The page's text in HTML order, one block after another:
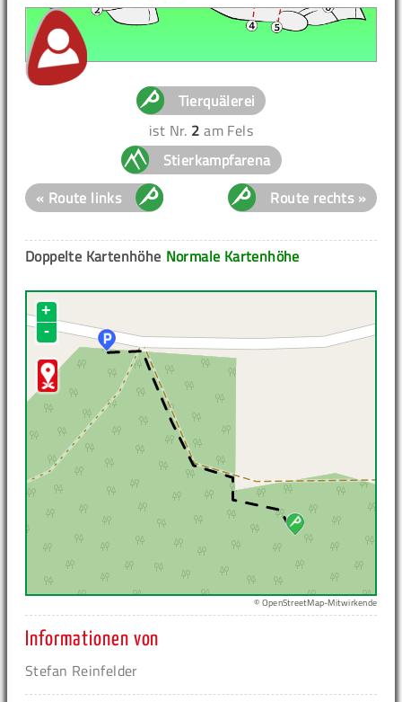
Tierquälerei
ist Nr. 2 am Fels
Stierkampfarena
« Route links
Route rechts »
Normale Kartenhöhe
Doppelte Kartenhöhe
+
-
© OpenStreetMap-Mitwirkende
Informationen von
Stefan Reinfelder